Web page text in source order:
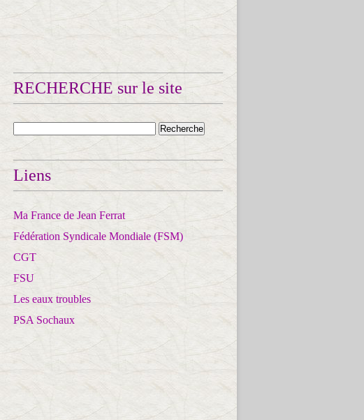
RECHERCHE sur le site
Liens
Ma France de Jean Ferrat
Fédération Syndicale Mondiale (FSM)
CGT
FSU
Les eaux troubles
PSA Sochaux